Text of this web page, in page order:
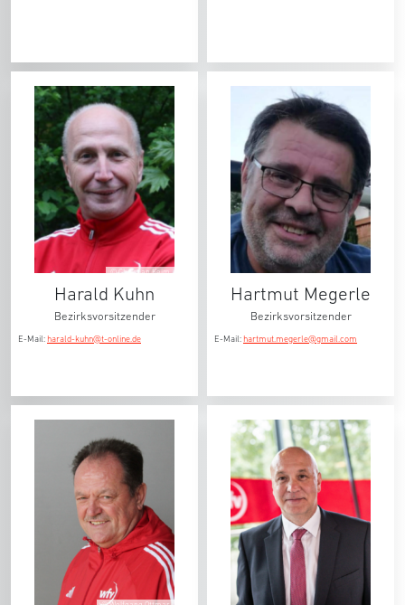
© Christian Keim
Harald Kuhn
Bezirksvorsitzender
E-Mail: harald-kuhn@t-online.de
Hartmut Megerle
Bezirksvorsitzender
E-Mail: hartmut.megerle@gmail.com